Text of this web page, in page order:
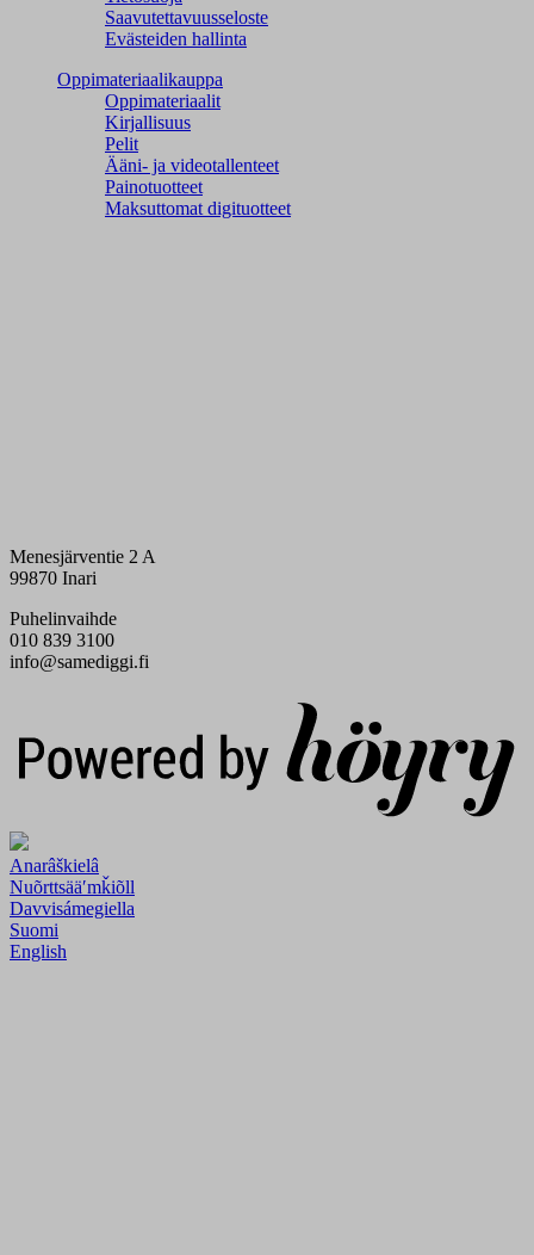
Saavutettavuusseloste
Evästeiden hallinta
Oppimateriaalikauppa
Oppimateriaalit
Kirjallisuus
Pelit
Ääni- ja videotallenteet
Painotuotteet
Maksuttomat digituotteet
Menesjärventie 2 A
99870 Inari
Puhelinvaihde
010 839 3100
info@samediggi.fi
Anarâškielâ
Nuõrttsääʹmǩiõll
Davvisámegiella
Suomi
English